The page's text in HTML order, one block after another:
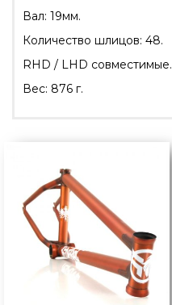
Вал: 19мм.
Количество шлицов: 48.
RHD / LHD совместимые.
Вес: 876 г.